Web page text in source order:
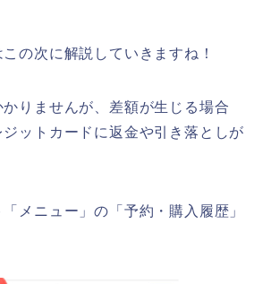
の次に解説していきますね！
りませんが、差額が生じる場合
ットカードに返金や引き落としが
メニュー」の「予約・購入履歴」